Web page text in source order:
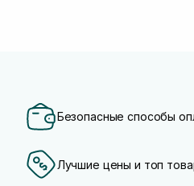
Безопасные способы
Лучшие цены и топ